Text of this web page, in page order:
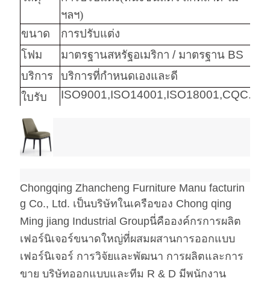
ฯลฯ)
ขนาด
การปรับแต่ง
โฟม
มาตรฐานสหรัฐอเมริกา / มาตรฐาน BS
บริการ
บริการที่กำหนดเองและดี
ใบรับ
ISO9001,ISO14001,ISO18001,CQC.
คำ
สำคัญ
ฮาร์แวร์Hafele / Blum Archie และ Hettich
โฟม
โฟมความหนาแน่นสูง
ผ้า
ผ้า / หนัง Pu / หนังแท้ / หนังไมโคร
ไฟเบอร์ มาตรฐาน CA117 หรือ
BS5852 Standardire Resistant
Chongqing Zhancheng Furniture Manu facturin
g Co., Ltd. เป็นบริษัทในเครือของ Chong qing
Ming jiang Industrial Groupนี่คือองค์กรการผลิต
เฟอร์นิเจอร์ขนาดใหญ่ที่ผสมผสานการออกแบบ
เฟอร์นิเจอร์ การวิจัยและพัฒนา การผลิตและการ
ขาย บริษัทออกแบบและทีม R & D มีพนักงาน